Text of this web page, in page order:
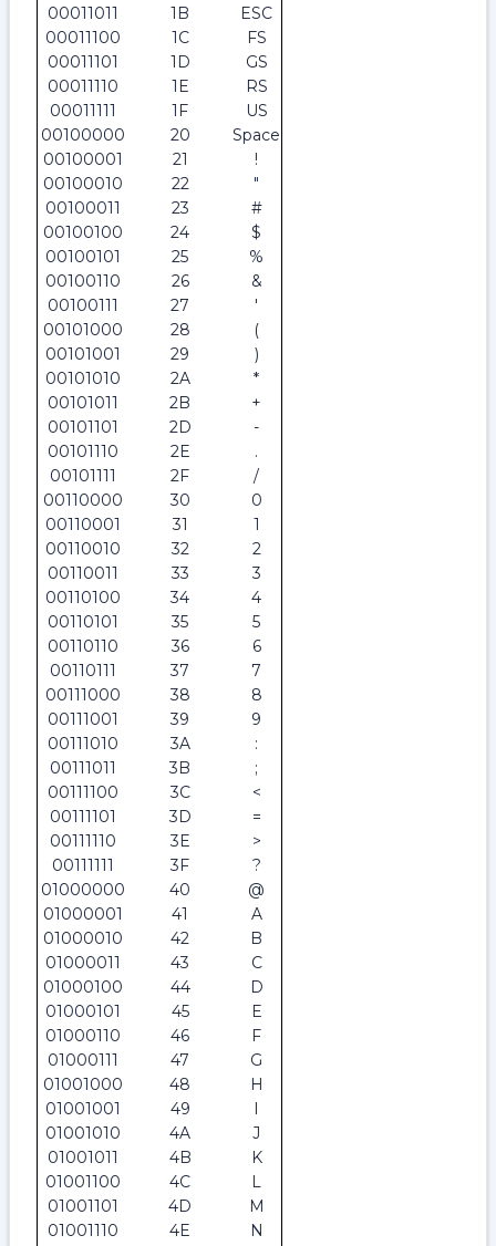
00011011
1B
ESC
00011100
1C
FS
00011101
1D
GS
00011110
1E
RS
00011111
1F
US
00100000
20
Space
00100001
21
!
00100010
22
"
00100011
23
#
00100100
24
$
00100101
25
%
00100110
26
&
00100111
27
'
00101000
28
(
00101001
29
)
00101010
2A
*
00101011
2B
+
00101101
2D
-
00101110
2E
.
00101111
2F
/
00110000
30
0
00110001
31
1
00110010
32
2
00110011
33
3
00110100
34
4
00110101
35
5
00110110
36
6
00110111
37
7
00111000
38
8
00111001
39
9
00111010
3A
:
00111011
3B
;
00111100
3C
<
00111101
3D
=
00111110
3E
>
00111111
3F
?
01000000
40
@
01000001
41
A
01000010
42
B
01000011
43
C
01000100
44
D
01000101
45
E
01000110
46
F
01000111
47
G
01001000
48
H
01001001
49
I
01001010
4A
J
01001011
4B
K
01001100
4C
L
01001101
4D
M
01001110
4E
N